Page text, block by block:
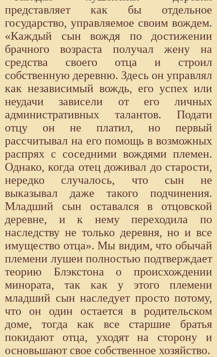
представляет как бы отдельное
государство, управляемое своим вождем.
«Каждый сын вождя по достижении
брачного возраста получал жену на
средства своего отца и строил
собственную деревню. Здесь он управлял
как независимый вождь, его успех или
неудачи зависели от его личных
административных талантов. Подати
отцу он не платил, но первый
рассчитывал на его помощь в возможных
распрях с соседними вождями племен.
Однако, когда отец доживал до старости,
нередко случалось, что сын не
выказывал даже такого подчинения.
Младший сын оставался в отцовской
деревне, и к нему переходила по
наследству не только деревня, но и все
имущество отца». Мы видим, что обычай
племени лушеи полностью подтверждает
теорию Блэкстона о происхождении
минората, так как у этого племени
младший сын наследует просто потому,
что он один остается в родительском
доме, тогда как все старшие братья
покидают отца, уходят на сторону и
основьшают свое собственное хозяйство.